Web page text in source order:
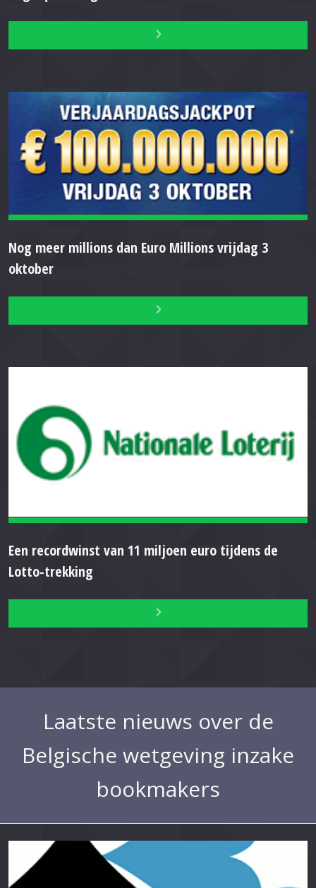
Nog meer millions dan Euro Millions vrijdag 3
oktober
Een recordwinst van 11 miljoen euro tijdens de
Lotto-trekking
Laatste nieuws over de
Belgische wetgeving inzake
bookmakers